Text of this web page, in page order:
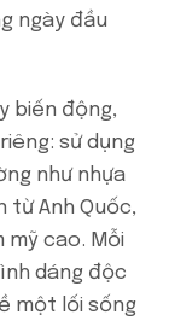
ngày đầu
biến động,
sử dụng
như nhựa
từ Anh Quốc,
cao. Mỗi
dáng độc
một lối sống